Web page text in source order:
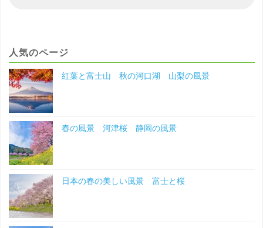
北
海
の
景"
人気のページ
紅葉と富士山 秋の河口湖 山梨の風景
春の風景 河津桜 静岡の風景
日本の春の美しい風景 富士と桜